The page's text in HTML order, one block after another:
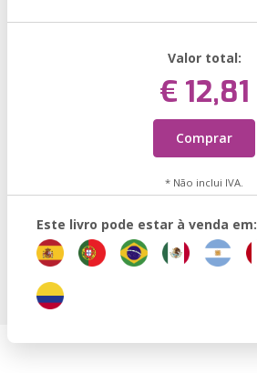
Valor total:
€ 12,81
Comprar
* Não inclui IVA.
Este livro pode estar à venda em: